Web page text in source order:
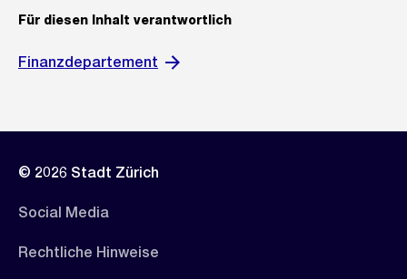
Für diesen Inhalt verantwortlich
Finanzdepartement
© 2026 Stadt Zürich
Social Media
Rechtliche Hinweise